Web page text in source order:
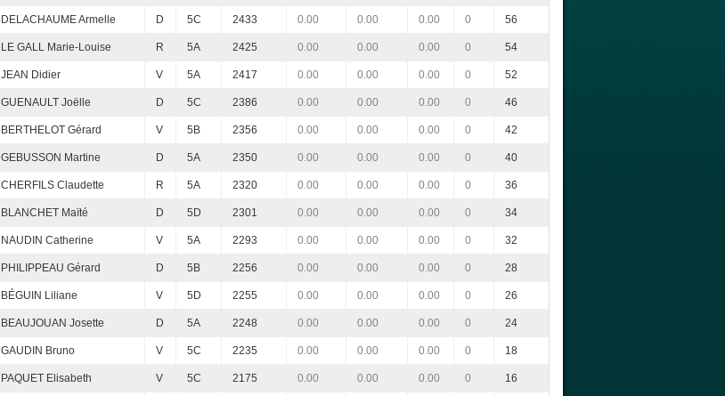
DELACHAUME Armelle D 5C 2433 0.00 0.00 0.00 0 56
LE GALL Marie-Louise R 5A 2425 0.00 0.00 0.00 0 54
JEAN Didier V 5A 2417 0.00 0.00 0.00 0 52
GUENAULT Joëlle D 5C 2386 0.00 0.00 0.00 0 46
BERTHELOT Gérard V 5B 2356 0.00 0.00 0.00 0 42
GEBUSSON Martine D 5A 2350 0.00 0.00 0.00 0 40
CHERFILS Claudette R 5A 2320 0.00 0.00 0.00 0 36
BLANCHET Maïté D 5D 2301 0.00 0.00 0.00 0 34
NAUDIN Catherine V 5A 2293 0.00 0.00 0.00 0 32
PHILIPPEAU Gérard D 5B 2256 0.00 0.00 0.00 0 28
BÉGUIN Liliane V 5D 2255 0.00 0.00 0.00 0 26
BEAUJOUAN Josette D 5A 2248 0.00 0.00 0.00 0 24
GAUDIN Bruno V 5C 2235 0.00 0.00 0.00 0 18
PAQUET Elisabeth V 5C 2175 0.00 0.00 0.00 0 16